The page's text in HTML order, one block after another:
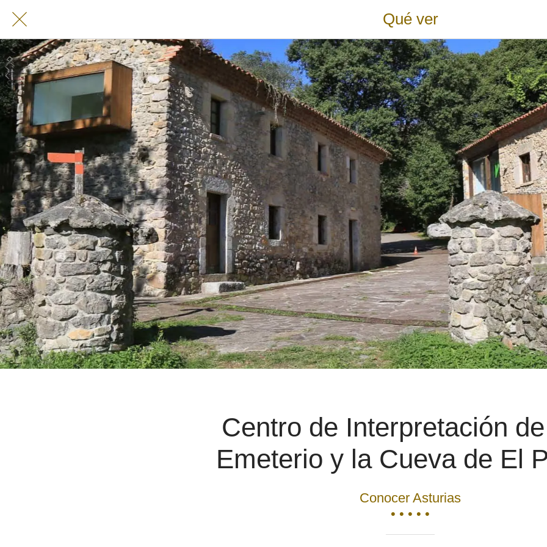
Qué ver
Centro de Interpretación
Emeterio y la Cueva de El
Conocer Asturias
• • • • •